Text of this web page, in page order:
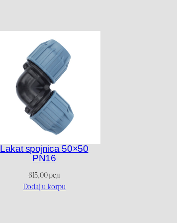
Lakat spojnica 50×50
PN16
615,00рсд
Dodaj u korpu